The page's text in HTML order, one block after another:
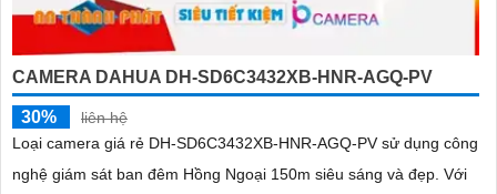
CAMERA DAHUA DH-SD6C3432XB-HNR-AGQ-PV
30%
liên hệ
Loại camera giá rẻ DH-SD6C3432XB-HNR-AGQ-PV sử dụng công
nghệ giám sát ban đêm Hồng Ngoại 150m siêu sáng và đẹp. Với